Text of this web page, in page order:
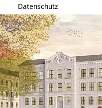
Navigation überspringen
Kontakt
Mitarbeit
Impressum
Datenschutz
Datenschutz